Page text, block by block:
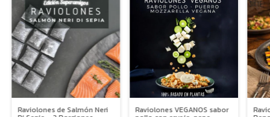
Raviolones de Salmón Neri Raviolones VEGANOS sabor